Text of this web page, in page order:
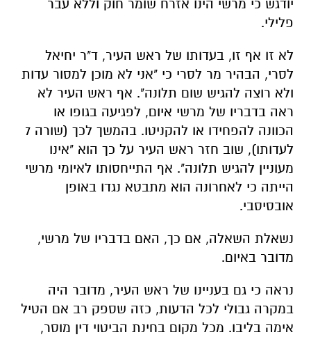
יודגש כי מרשי הינו אזרח שומר חוק וללא עבר
פלילי.
לא זו אף זו, בעדותו של ראש העיר, ד"ר יחיאל
לסרי, הבהיר מר לסרי כי "אני לא מוכן למסור עדות
ולא רוצה להגיש שום תלונה". אף ראש העיר לא
ראה בדבריו של מרשי איום, לפגיעה בגופו או
הכוונה להפחידו או להקניטו. בהמשך לכך (שורה 7
לעדותו), שוב חזר ראש העיר על כך הוא "אינו
מעוניין להגיש תלונה". אף התייחסותו לאיומי מרשי
הייתה כי לאחרונה הוא מתבטא נגדו באופן
אובסיסבי.
נשאלת השאלה, אם כך, האם בדבריו של מרשי,
מדובר באיום.
נראה כי גם בעניינו של ראש העיר, מדובר היה
במקרה גבולי לכל הדעות, כזה שספק רב אם הטיל
אימה בליבו. מכל מקום בחינת הביטוי דין מוסר,